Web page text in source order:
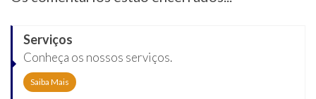
Serviços
Conheça os nossos serviços.
Saiba Mais